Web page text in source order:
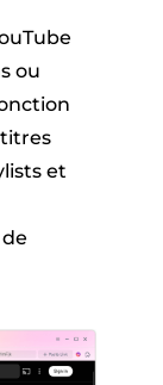
ou
et